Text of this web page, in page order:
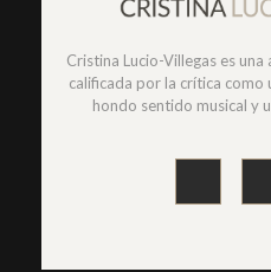
Cristina Lucio-Villegas es
calificada por la crítica como
hondo sentido musical y